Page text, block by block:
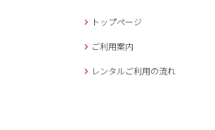
トップページ
ご利用案内
レンタルご利用の流れ